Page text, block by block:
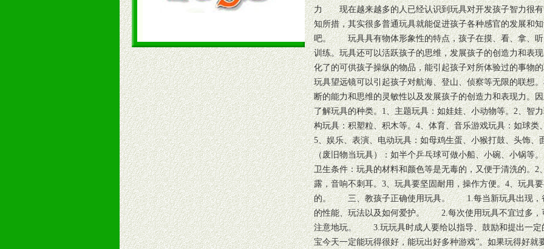
力 现在越来越多的人已经认识到玩具对开发孩子智力很有
知所措，其实很多普通玩具就能促进孩子各种感官的发展和
吧。 玩具具有物体形象性的特点，孩子在摸、看、拿、听
训练。玩具还可以活跃孩子的思维，发展孩子的创造力和表
化了的可供孩子操纵的物品，能引起孩子对所体验过的事物
玩具望远镜可以引起孩子对航海、登山、侦察等无限的联想
断的能力和思维的灵敏性以及发展孩子的创造力和表现力
了解玩具的种类。1、主题玩具：如娃娃、小动物等。2、智
构玩具：积塑粒、积木等。4、体育、音乐游戏玩具：如球
5、娱乐、表演、电动玩具：如母鸡生蛋、小猴打鼓、头饰、
（废旧物当玩具）：如半个乒乓球可做小船、小碗、小锅
卫生条件：玩具的材料和颜色等是无毒的，又便于清洗的。
露，音响不刺耳。3、玩具要坚固耐用，操作方便。4、玩具
的。 三、教孩子正确使用玩具。 1.每当新玩具出现，爸
的性能、玩法以及如何爱护。 2.每次使用玩具不宜过多，
注意地玩。 3.玩玩具时成人要给以指导、鼓励和提出一定
宝今天一定能玩得很好，能玩出好多种游戏”。如果玩得好就